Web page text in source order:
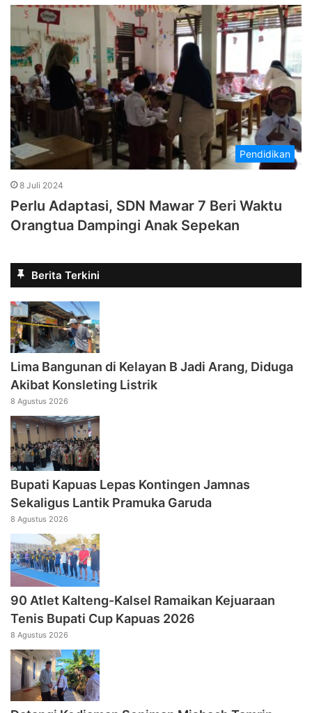
Pendidikan
8 Juli 2024
Perlu Adaptasi, SDN Mawar 7 Beri Waktu
Orangtua Dampingi Anak Sepekan
Berita Terkini
Lima Bangunan di Kelayan B Jadi Arang, Diduga
Akibat Konsleting Listrik
8 Agustus 2026
Bupati Kapuas Lepas Kontingen Jamnas
Sekaligus Lantik Pramuka Garuda
8 Agustus 2026
90 Atlet Kalteng-Kalsel Ramaikan Kejuaraan
Tenis Bupati Cup Kapuas 2026
8 Agustus 2026